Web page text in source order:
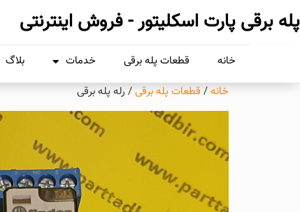
پله برقی پارت اسکلیتور - فروش اینترنتی
خانه قطعات پله برقی خدمات بلاگ
خانه/ قطعات پله برقی/ رله پله برقی